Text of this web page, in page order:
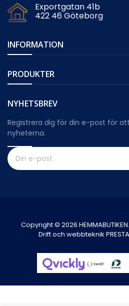
Exportgatan 41b
422 46 Göteborg
INFORMATION
PRODUKTER
NYHETSBREV
Registrera dig för din e-post för
nyheterna.
Copyright © 2026
Drift och webbteknik